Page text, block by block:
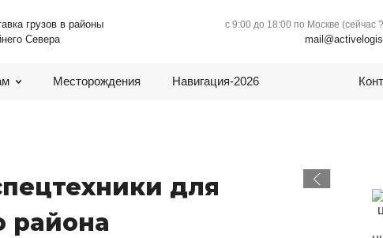
грузов в районы
Севера
с 9:00 до 18:00 по Москве (сейчас
Месторождения Навигация-2026
для
района